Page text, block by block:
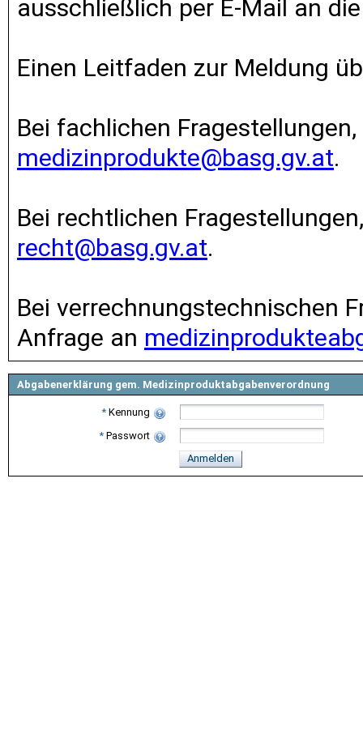
ausschließlich per E-Mail an
Einen Leitfaden zur Meldung
Bei fachlichen
medizinprodukte@basg.gv.at.
Bei rechtlichen
recht@basg.gv.at.
Bei verrechnungstechnischen
Anfrage an
Abgabenerklärung gem. Medizinproduktabgabenverordnung
* Kennung
* Passwort
Anmelden